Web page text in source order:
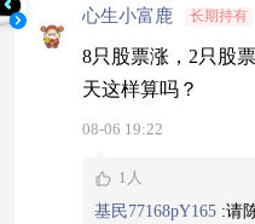
心生小富鹿 长期持有
8只股票涨，2只股
天这样算吗？
08-06 19:22
1人
基民77168pY165 :请